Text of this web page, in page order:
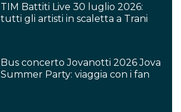
TIM Battiti Live 30 luglio 2026:
tutti gli artisti in scaletta a Trani
Bus concerto Jovanotti 2026 Jova
Summer Party: viaggia con i fan